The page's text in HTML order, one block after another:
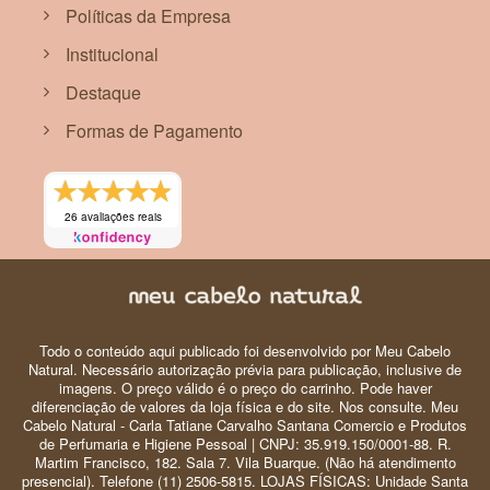
é um poderoso aliado para a saúde da pele, conhecido
por suas propriedades hidratantes e regenerativas, com
qualidades antimicrobianas e anti-inflamatórias
vermelhidão e irritações. Calmante. Estimula a
sensibilidade e criatividade. Faz circular as energias e
estimula a sensibilidade.
argila vermelha
rica em óxidos de ferro e outros minerais, ela ajuda a
melhorar a circulação sanguínea, promovendo uma
aparência mais radiante e revitalizada na pele. Suas
propriedades absorventes atuam na remoção de
impurezas e excesso de oleosidade, Além disso, a
e cicatrizantes, auxiliando na redução de irritações e na
regeneração celular. Com o uso regular, ela pode
deixar a pele mais firme, tonificada e com um tom
uniforme, proporcionando uma verdadeira
transformação na rotina de cuidados.
Políticas da Empresa
Institucional
Destaque
Formas de Pagamento
26 avaliações reais
Todo o conteúdo aqui publicado foi desenvolvido por Meu Cabelo
Natural. Necessário autorização prévia para publicação, inclusive de
imagens. O preço válido é o preço do carrinho. Pode haver
diferenciação de valores da loja física e do site. Nos consulte. Meu
Cabelo Natural - Carla Tatiane Carvalho Santana Comercio e Produtos
de Perfumaria e Higiene Pessoal | CNPJ: 35.919.150/0001-88. R.
Martim Francisco, 182. Sala 7. Vila Buarque. (Não há atendimento
presencial). Telefone (11) 2506-5815. LOJAS FÍSICAS: Unidade Santa